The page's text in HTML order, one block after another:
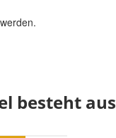
besteht aus